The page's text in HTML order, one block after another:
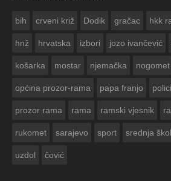
bih crveni križ Dodik gračac hkk
hnž hrvatska izbori jozo ivančević
košarka mostar njemačka nogomet
općina prozor-rama papa franjo
prozor rama rama ramski vjesnik
rukomet sarajevo sport srednja
uzdol čović